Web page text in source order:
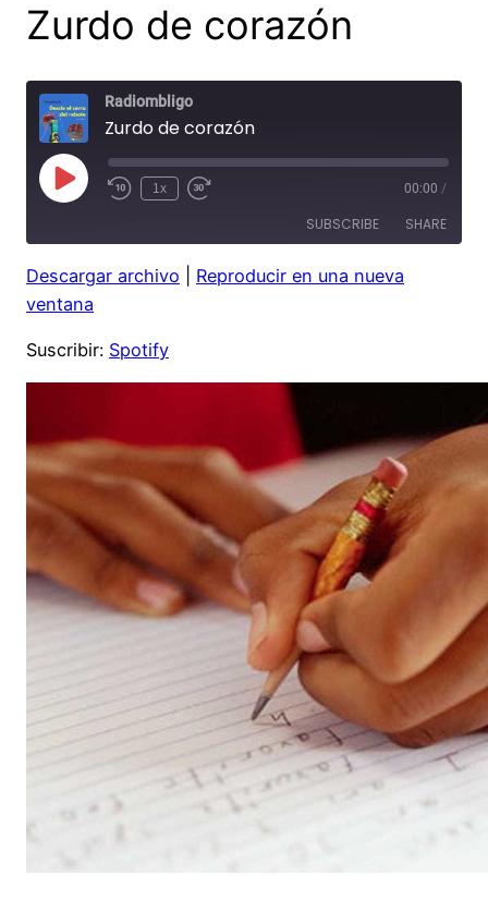
Zurdo de corazón
Radiombligo
Zurdo de corazón
Play
Episode Rewind
1x
Fast
seconds
00:00 /
SUBSCRIBE SHARE
Spotify
SHARE
EMBED
Descargar archivo
Reproducir en una nueva
ventana
Suscribir: Spotify